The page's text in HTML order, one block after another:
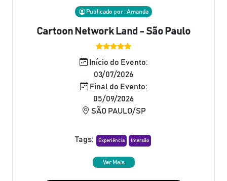
Publicado por : Amanda
Cartoon Network Land - São Paulo
Início do Evento:
03/07/2026
Final do Evento:
05/09/2026
SÃO PAULO/SP
Tags: Experiência Imersão
Ver Mais